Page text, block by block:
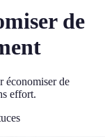
de
économiser de
effort.